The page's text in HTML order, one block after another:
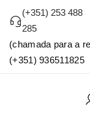
(+351) 253 488
285
(chamada para a
(+351) 936511825